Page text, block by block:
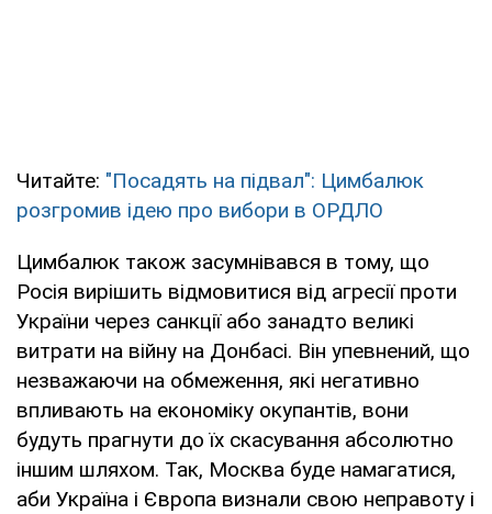
Читайте: "Посадять на підвал": Цимбалюк
розгромив ідею про вибори в ОРДЛО
Цимбалюк також засумнівався в тому, що
Росія вирішить відмовитися від агресії проти
України через санкції або занадто великі
витрати на війну на Донбасі. Він упевнений, що
незважаючи на обмеження, які негативно
впливають на економіку окупантів, вони
будуть прагнути до їх скасування абсолютно
іншим шляхом. Так, Москва буде намагатися,
аби Україна і Європа визнали свою неправоту і